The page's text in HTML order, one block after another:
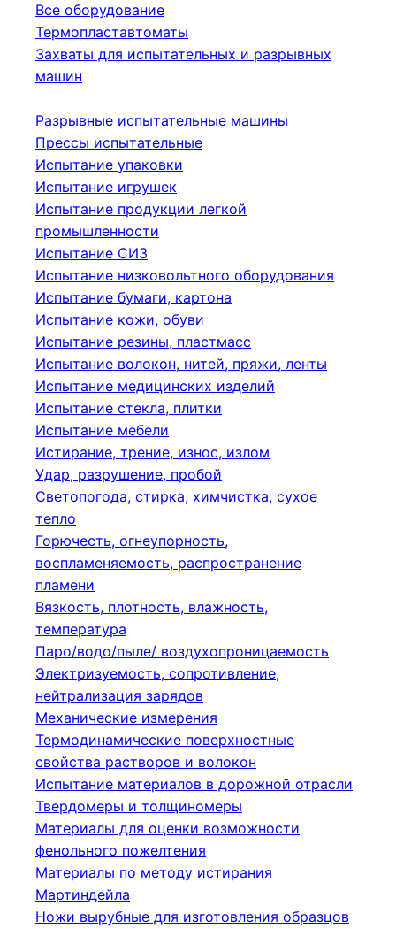
Все оборудование
Термопластавтоматы
Захваты для испытательных и разрывных
машин
Разрывные испытательные машины
Прессы испытательные
Испытание упаковки
Испытание игрушек
Испытание продукции легкой
промышленности
Испытание СИЗ
Испытание низковольтного оборудования
Испытание бумаги, картона
Испытание кожи, обуви
Испытание резины, пластмасс
Испытание волокон, нитей, пряжи, ленты
Испытание медицинских изделий
Испытание стекла, плитки
Испытание мебели
Истирание, трение, износ, излом
Удар, разрушение, пробой
Светопогода, стирка, химчистка, сухое
тепло
Горючесть, огнеупорность,
воспламеняемость, распространение
пламени
Вязкость, плотность, влажность,
температура
Паро/водо/пыле/ воздухопроницаемость
Электризуемость, сопротивление,
нейтрализация зарядов
Механические измерения
Термодинамические поверхностные
свойства растворов и волокон
Испытание материалов в дорожной отрасли
Твердомеры и толщиномеры
Материалы для оценки возможности
фенольного пожелтения
Материалы по методу истирания
Мартиндейла
Ножи вырубные для изготовления образцов